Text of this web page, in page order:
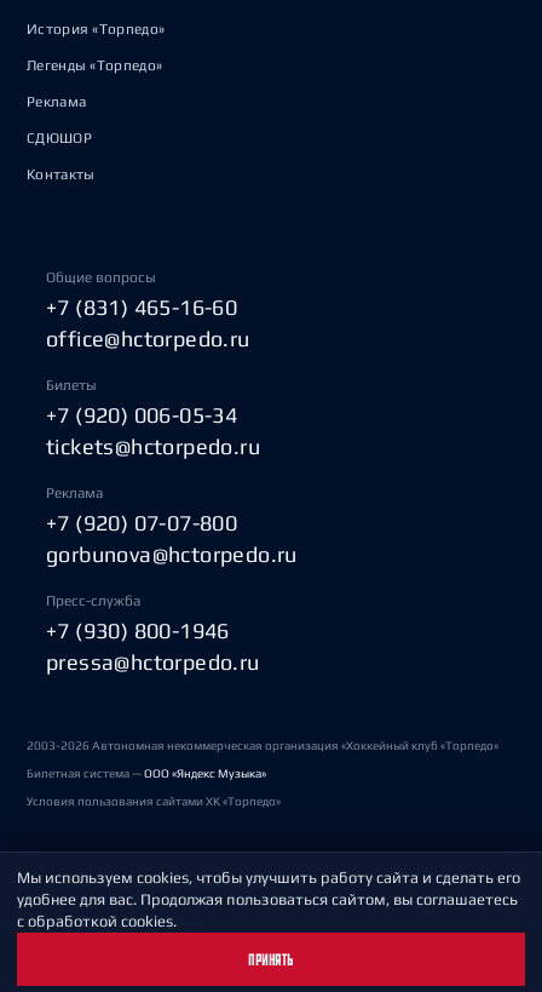
История «Торпедо»
Легенды «Торпедо»
Реклама
СДЮШОР
Контакты
Общие вопросы
+7 (831) 465-16-60
office@hctorpedo.ru
Билеты
+7 (920) 006-05-34
tickets@hctorpedo.ru
Реклама
+7 (920) 07-07-800
gorbunova@hctorpedo.ru
Пресс-служба
+7 (930) 800-1946
pressa@hctorpedo.ru
2003-2026 Автономная некоммерческая организация «Хоккейный клуб «Торпедо»
Билетная система —ООО «Яндекс Музыка»
Условия пользования сайтами ХК «Торпедо»
Политика обработки персональных данных
Пользовательское соглашение
Мы используем cookies, чтобы улучшить работу сайта и сделать его
удобнее для вас. Продолжая пользоваться сайтом, вы соглашаетесь
с обработкой cookies.
ПРИНЯТЬ